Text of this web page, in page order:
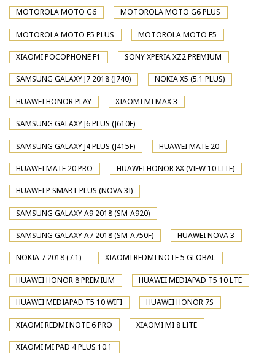
MOTOROLA MOTO G6 MOTOROLA MOTO G6 PLUS
MOTOROLA MOTO E5 PLUS MOTOROLA MOTO E5
XIAOMI POCOPHONE F1 SONY XPERIA XZ2 PREMIUM
SAMSUNG GALAXY J7 2018 (J740) NOKIA X5 (5.1 PLUS)
HUAWEI HONOR PLAY XIAOMI MI MAX 3
SAMSUNG GALAXY J6 PLUS (J610F)
SAMSUNG GALAXY J4 PLUS (J415F) HUAWEI MATE 20
HUAWEI MATE 20 PRO HUAWEI HONOR 8X (VIEW 10 LITE)
HUAWEI P SMART PLUS (NOVA 3I)
SAMSUNG GALAXY A9 2018 (SM-A920)
SAMSUNG GALAXY A7 2018 (SM-A750F) HUAWEI NOVA 3
NOKIA 7 2018 (7.1) XIAOMI REDMI NOTE 5 GLOBAL
HUAWEI HONOR 8 PREMIUM HUAWEI MEDIAPAD T5 10 LTE
HUAWEI MEDIAPAD T5 10 WIFI HUAWEI HONOR 7S
XIAOMI REDMI NOTE 6 PRO XIAOMI MI 8 LITE
XIAOMI MI PAD 4 PLUS 10.1